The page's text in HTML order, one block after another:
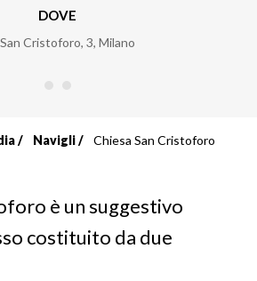
DOVE
Cristoforo, 3, Milano
Navigli Chiesa San Cristoforo
è un suggestivo
costituito da due